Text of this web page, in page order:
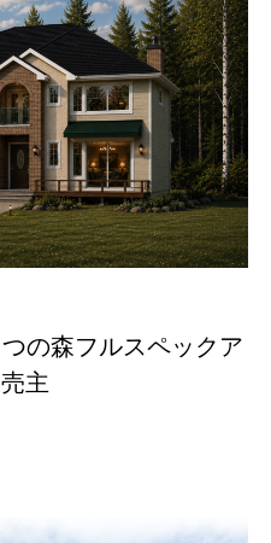
の森フルスペックア
主